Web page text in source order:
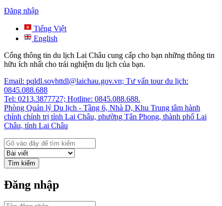
Đăng nhập
Tiếng Việt
English
Cổng thông tin du lịch Lai Châu cung cấp cho bạn những thông tin
hữu ích nhất cho trải nghiệm du lịch của bạn.
Email: pqldl.sovhttdl@laichau.gov.vn; Tư vấn tour du lịch:
0845.088.688
Tel: 0213.3877727; Hotline: 0845.088.688.
Phòng Quản lý Du lịch - Tầng 6, Nhà D, Khu Trung tâm hành
chính chính trị tỉnh Lai Châu, phường Tân Phong, thành phố Lai
Châu, tỉnh Lai Châu
Tìm kiếm
Đăng nhập